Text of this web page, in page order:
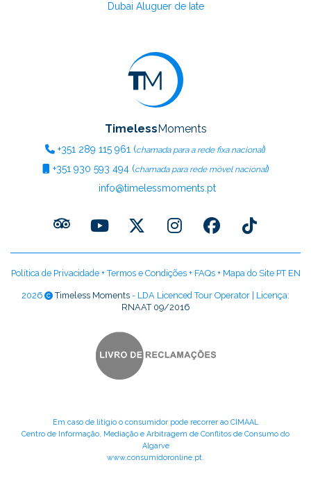
Dubai Aluguer de Iate
Timeless Moments
+351 289 115 961 (chamada para a rede fixa nacional)
+351930 593 494(chamada para rede móvel nacional)
info@timelessmoments.pt
Política de Privacidade+Termos e Condições+ FAQs+ Mapa do Site PT EN
2026 Timeless Moments - LDA Licenced Tour Operator | Licença:
RNAAT 09/2016
Em caso de litígio o consumidor pode recorrer ao CIMAAL
Centro de Informação, Mediação e Arbitragem de Conflitos de Consumo do
Algarve
www.consumidoronline.pt.